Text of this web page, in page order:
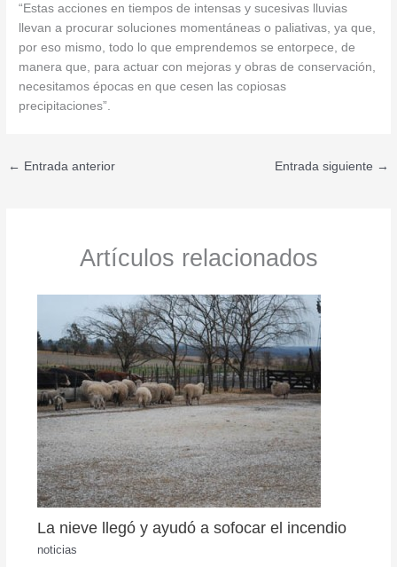
“Estas acciones en tiempos de intensas y sucesivas lluvias
llevan a procurar soluciones momentáneas o paliativas, ya que,
por eso mismo, todo lo que emprendemos se entorpece, de
manera que, para actuar con mejoras y obras de conservación,
necesitamos épocas en que cesen las copiosas
precipitaciones”.
← Entrada anterior Entrada siguiente →
Artículos relacionados
La nieve llegó y ayudó a sofocar el incendio
noticias